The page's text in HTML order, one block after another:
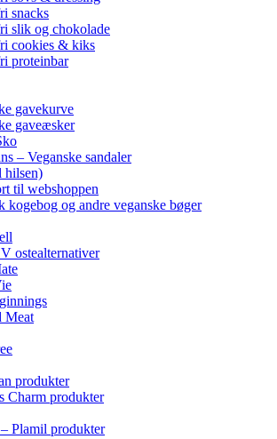
snacks
slik og chokolade
cookies & kiks
proteinbar
gavekurve
gaveæsker
– Veganske sandaler
hilsen)
til webshoppen
kogebog og andre veganske bøger
ostealternativer
Meat
produkter
Charm produkter
Plamil produkter